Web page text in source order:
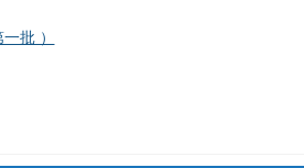
批 ）